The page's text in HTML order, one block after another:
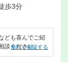
歩3分
ども喜んでご紹
談ください。
無料で相談する